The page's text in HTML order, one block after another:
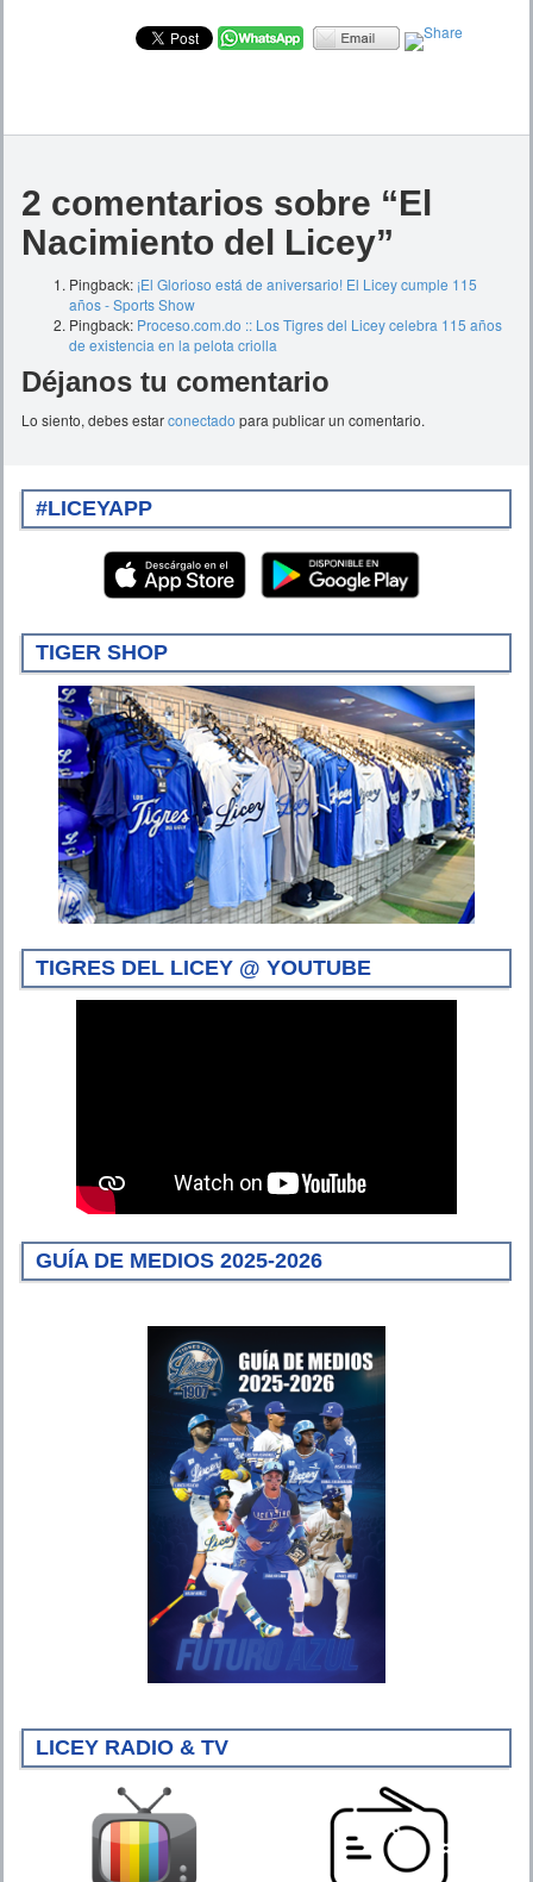
2 comentarios sobre “El
Nacimiento del Licey”
Pingback: ¡El Glorioso está de aniversario! El Licey cumple 115
años - Sports Show
Pingback: Proceso.com.do :: Los Tigres del Licey celebra 115 años
de existencia en la pelota criolla
Déjanos tu comentario
Lo siento, debes estarconectado para publicar un comentario.
#LICEYAPP
TIGER SHOP
TIGRES DEL LICEY @ YOUTUBE
GUÍA DE MEDIOS 2025-2026
LICEY RADIO & TV